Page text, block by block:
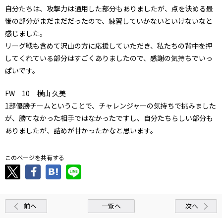
自分たちは、攻撃力は通用した部分もありましたが、点を決める最
後の部分がまだまだだったので、練習していかないといけないなと
感じました。
リーグ戦も含めて沢山の方に応援していただき、私たちの背中を押
してくれている部分はすごくありましたので、感謝の気持ちでいっ
ぱいです。
FW 10 横山 久美
1部優勝チームということで、チャレンジャーの気持ちで挑みました
が、勝てなかった相手ではなかったですし、自分たちらしい部分も
ありましたが、詰めが甘かったかなと思います。
このページを共有する
前へ 一覧へ 次へ